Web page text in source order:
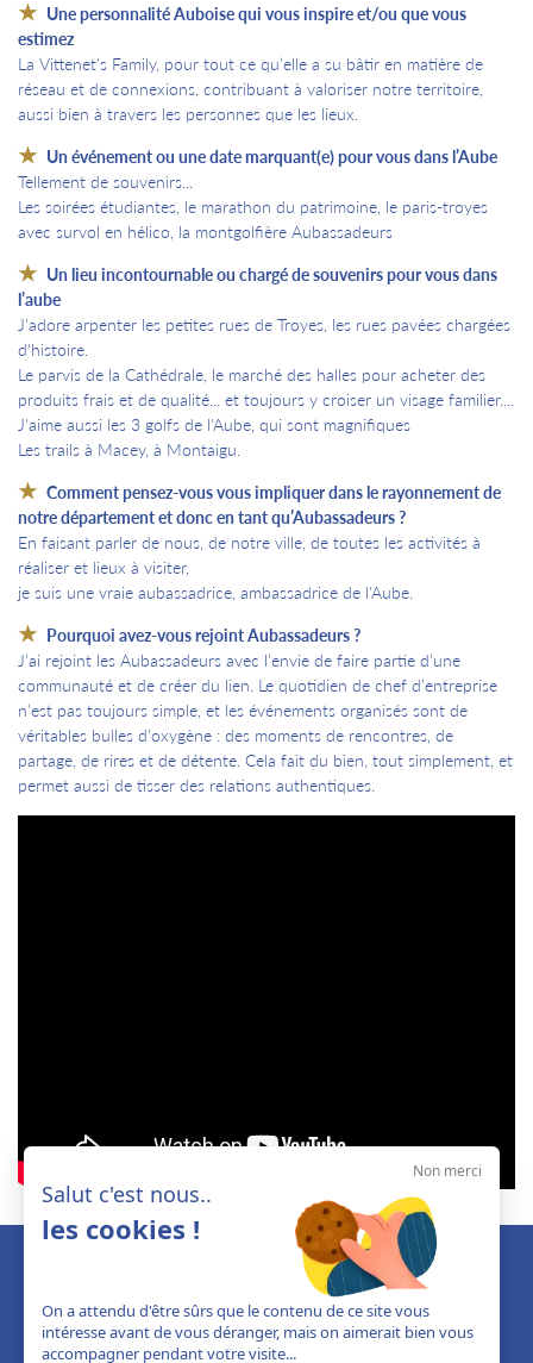
Une personnalité Auboise qui vous inspire et/ou que vous
estimez
La Vittenet's Family, pour tout ce qu’elle a su bâtir en matière de
réseau et de connexions, contribuant à valoriser notre territoire,
aussi bien à travers les personnes que les lieux.
Un événement ou une date marquant(e) pour vous dans l’Aube
Tellement de souvenirs...
Les soirées étudiantes, le marathon du patrimoine, le paris-troyes
avec survol en hélico, la montgolfière Aubassadeurs
Un lieu incontournable ou chargé de souvenirs pour vous dans
l’aube
J'adore arpenter les petites rues de Troyes, les rues pavées chargées
d'histoire.
Le parvis de la Cathédrale, le marché des halles pour acheter des
produits frais et de qualité... et toujours y croiser un visage familier....
J'aime aussi les 3 golfs de l'Aube, qui sont magnifiques
Les trails à Macey, à Montaigu.
Comment pensez-vous vous impliquer dans le rayonnement de
notre département et donc en tant qu’Aubassadeurs ?
En faisant parler de nous, de notre ville, de toutes les activités à
réaliser et lieux à visiter,
je suis une vraie aubassadrice, ambassadrice de l'Aube.
Pourquoi avez-vous rejoint Aubassadeurs ?
J’ai rejoint les Aubassadeurs avec l’envie de faire partie d’une
communauté et de créer du lien. Le quotidien de chef d’entreprise
n’est pas toujours simple, et les événements organisés sont de
véritables bulles d’oxygène : des moments de rencontres, de
partage, de rires et de détente. Cela fait du bien, tout simplement, et
permet aussi de tisser des relations authentiques.
Non merci
Salut c'est nous..
les cookies !
On a attendu d'être sûrs que le contenu de ce site vous
intéresse avant de vous déranger, mais on aimerait bien vous
accompagner pendant votre visite...